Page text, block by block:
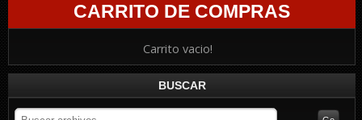
CARRITO DE COMPRAS
Carrito vacio!
BUSCAR